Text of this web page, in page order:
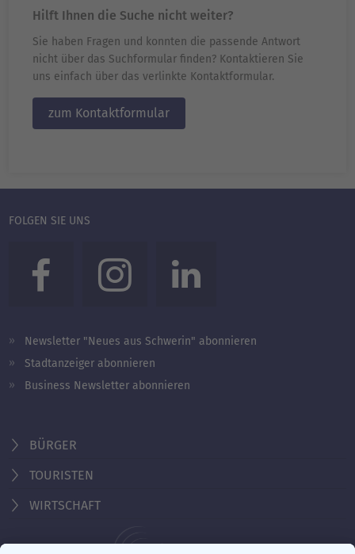
Hilft Ihnen die Suche nicht weiter?
Sie haben Fragen und konnten die passende Antwort
nicht über das Suchformular finden? Kontaktieren Sie
uns einfach über das verlinkte Kontaktformular.
zum Kontaktformular
FOLGEN SIE UNS
Newsletter "Neues aus Schwerin" abonnieren
Stadtanzeiger abonnieren
Business Newsletter abonnieren
BÜRGER
TOURISTEN
WIRTSCHAFT